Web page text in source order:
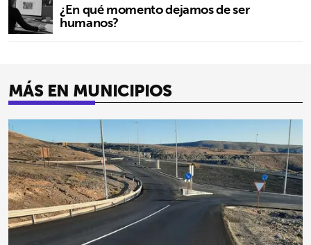
¿En qué momento dejamos de ser
humanos?
MÁS EN MUNICIPIOS